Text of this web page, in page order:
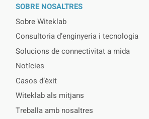
SOBRE NOSALTRES
Sobre Witeklab
Consultoria d’enginyeria i tecnologia
Solucions de connectivitat a mida
Notícies
Casos d’èxit
Witeklab als mitjans
Treballa amb nosaltres